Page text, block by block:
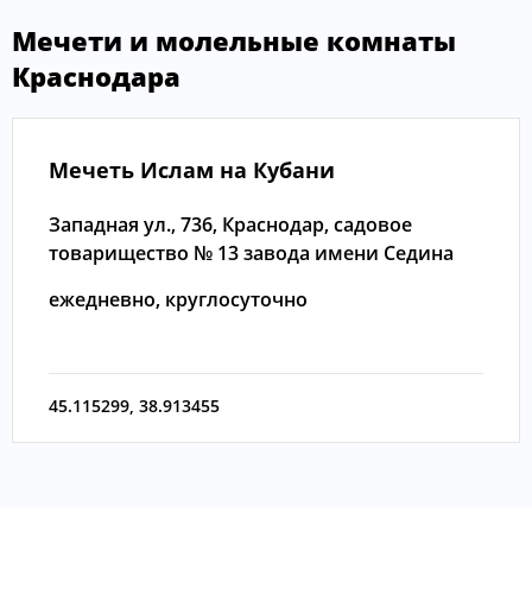
Мечети и молельные комнаты
Краснодара
Мечеть Ислам на Кубани
Западная ул., 736, Краснодар, садовое
товарищество № 13 завода имени Седина
ежедневно, круглосуточно
45.115299, 38.913455